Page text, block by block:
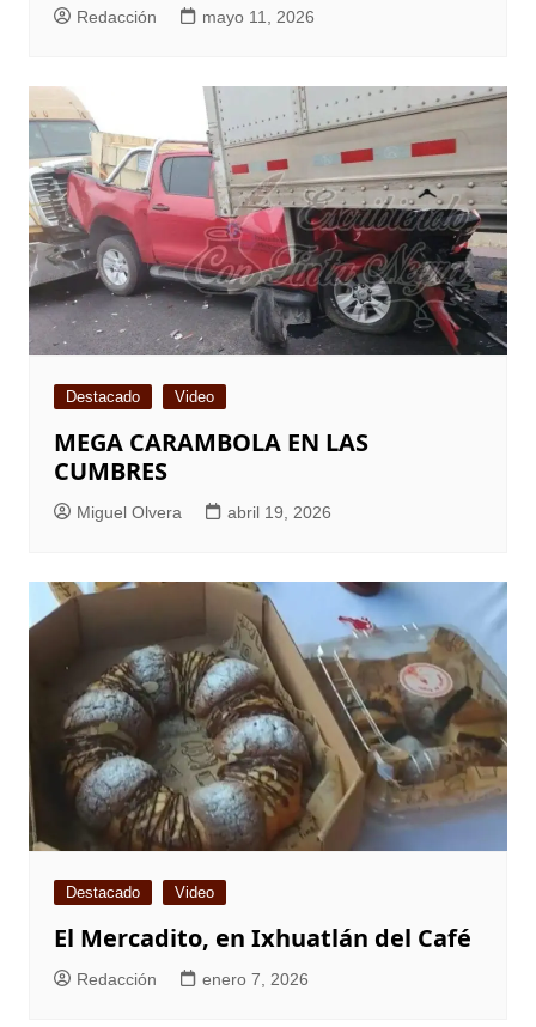
Redacción mayo 11, 2026
Destacado Video
MEGA CARAMBOLA EN LAS
CUMBRES
Miguel Olvera abril 19, 2026
Destacado Video
El Mercadito, en Ixhuatlán del Café
Redacción enero 7, 2026